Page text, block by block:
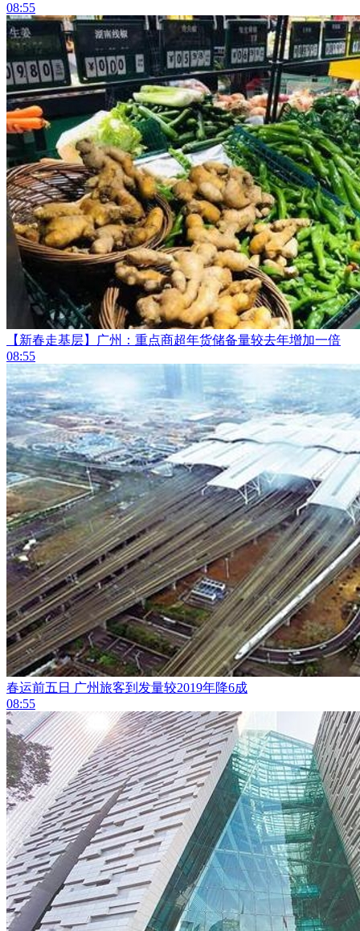
08:55
【新春走基层】广州：重点商超年货储备量较去年增加一倍
08:55
春运前五日 广州旅客到发量较2019年降6成
08:55